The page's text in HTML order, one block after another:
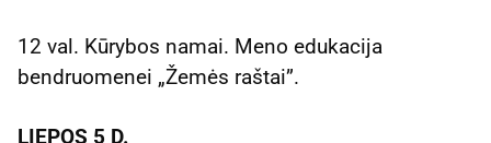
12 val. Kūrybos namai. Meno edukacija
bendruomenei „Žemės raštai”.
LIEPOS 5 D.